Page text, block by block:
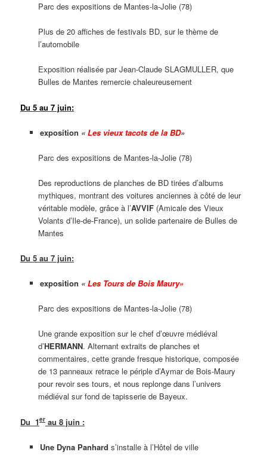
Parc des expositions de Mantes-la-Jolie (78)
Plus de 20 affiches de festivals BD, sur le thème de
l’automobile
Exposition réalisée par Jean-Claude SLAGMULLER, que
Bulles de Mantes remercie chaleureusement
Du 5 au 7 juin:
exposition « Les vieux tacots de la BD»
Parc des expositions de Mantes-la-Jolie (78)
Des reproductions de planches de BD tirées d’albums
mythiques, montrant des voitures anciennes à côté de leur
véritable modèle, grâce à l’AVVIF (Amicale des Vieux
Volants d’Ile-de-France), un solide partenaire de Bulles de
Mantes
Du 5 au 7 juin:
exposition « Les Tours de Bois Maury»
Parc des expositions de Mantes-la-Jolie (78)
Une grande exposition sur le chef d’œuvre médiéval
d’HERMANN. Alternant extraits de planches et
commentaires, cette grande fresque historique, composée
de 13 panneaux retrace le périple d’Aymar de Bois-Maury
pour revoir ses tours, et nous replonge dans l’univers
médiéval sur fond de tapisserie de Bayeux.
Du 1er au 8 juin :
Une Dyna Panhard s’installe à l’Hôtel de ville